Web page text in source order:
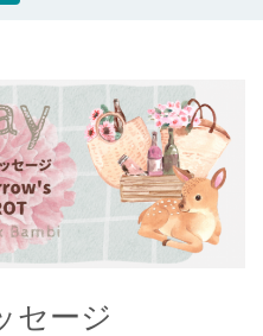
セージ